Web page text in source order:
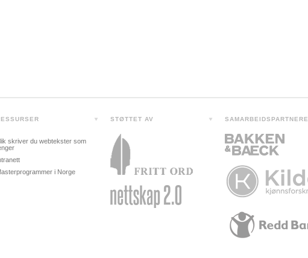
skriver du webtekster som
i Norge
STØTTET AV SAMARBEIDSPARTNERE